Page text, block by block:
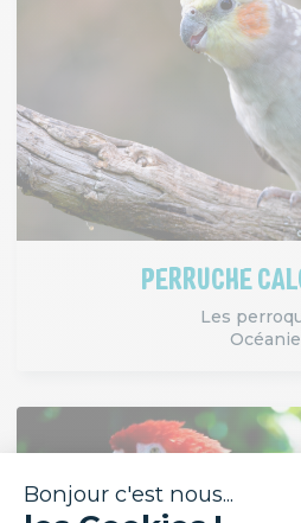
PERRUCHE
Les
Océanie